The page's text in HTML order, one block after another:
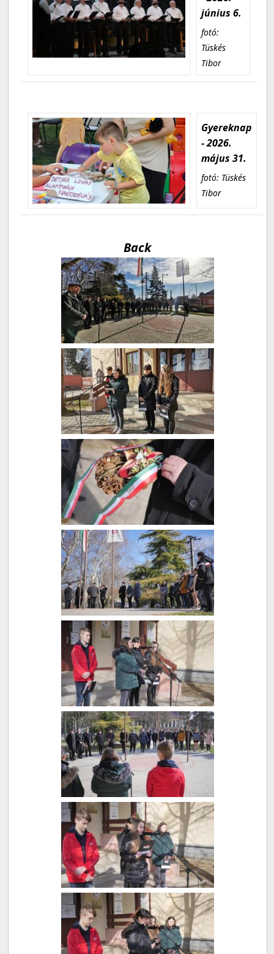
június 6.
fotó:
Tüskés
Tibor
Gyereknap
- 2026.
május 31.
fotó: Tüskés
Tibor
Back